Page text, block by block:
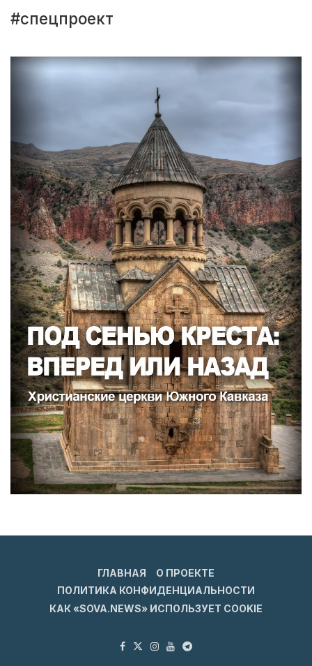
#спецпроект
ГЛАВНАЯ
О ПРОЕКТЕ
ПОЛИТИКА КОНФИДЕНЦИАЛЬНОСТИ
КАК «SOVA.NEWS» ИСПОЛЬЗУЕТ COOKIE